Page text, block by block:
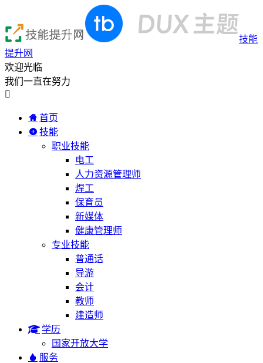
技能
提升网
欢迎光临
我们一直在努力

首页
技能
职业技能
电工
人力资源管理师
焊工
保育员
新媒体
健康管理师
专业技能
普通话
导游
会计
教师
建造师
学历
国家开放大学
服务